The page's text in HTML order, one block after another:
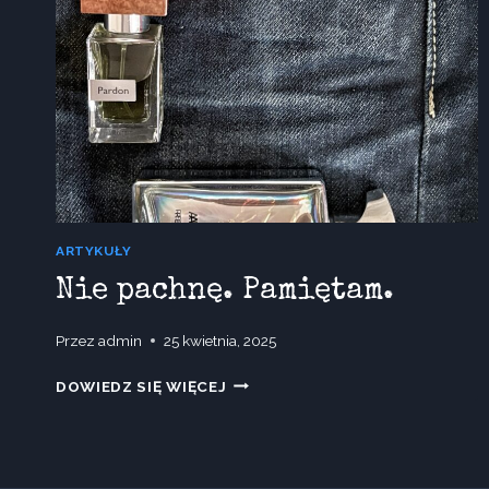
ARTYKUŁY
Nie pachnę. Pamiętam.
Przez admin 25 kwietnia, 2025
DOWIEDZ SIĘ WIĘCEJ NIE